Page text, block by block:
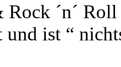
´n´
und ist “